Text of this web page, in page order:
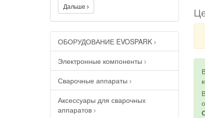
Дальше
ОБОРУДОВАНИЕ EVOSPARK
Электронные компоненты
Сварочные аппараты
Аксессуары для сварочных
аппаратов